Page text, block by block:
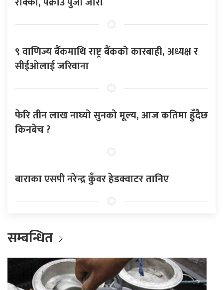
९ वाणिज्य बैंकमाथि राष्ट्र बैंकको कारबाही, अध्यक्ष र
सीईओलाई जरिवाना
फेरि तीन लाख नाघ्यो सुनको मूल्य, आज कतिमा हुँदैछ
किनबेच ?
बाराका एसपी नरेन्द्र कुँवर हेडक्वाटर तानिए
सम्बन्धित